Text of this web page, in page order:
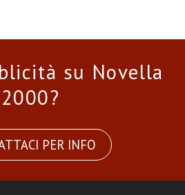
su Novella
2000?
PER INFO